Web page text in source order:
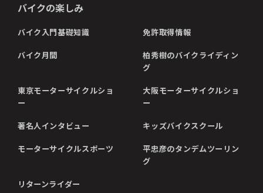
バイクの楽しみ
バイク入門基礎知識 免許取得情報
バイク月間
柏秀樹のバイクライディン
グ
東京モーターサイクルショ
ー
大阪モーターサイクルショ
ー
著名人インタビュー キッズバイクスクール
モーターサイクルスポーツ
平忠彦のタンデムツーリン
グ
リターンライダー